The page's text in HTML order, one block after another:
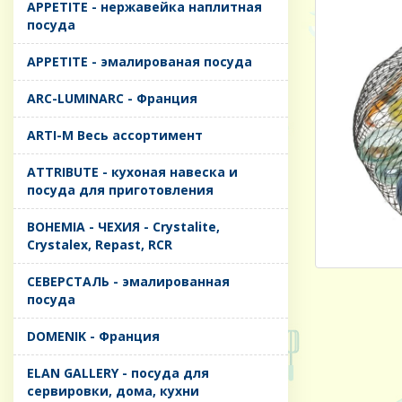
APPETITE - нержавейка наплитная
посуда
APPETITE - эмалированая посуда
ARC-LUMINARC - Франция
ARTI-M Весь ассортимент
ATTRIBUTE - кухоная навеска и
посуда для приготовления
BOHEMIA - ЧЕХИЯ - Crystalite,
Crystalex, Repast, RCR
CЕВЕРСТАЛЬ - эмалированная
посуда
DOMENIK - Франция
ELAN GALLERY - посуда для
сервировки, дома, кухни